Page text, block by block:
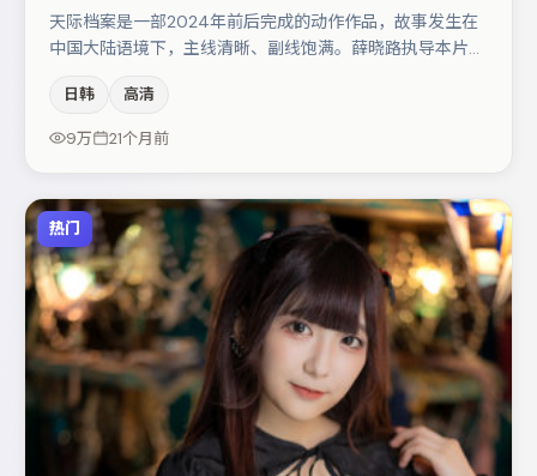
天际档案是一部2024年前后完成的动作作品，故事发生在
中国大陆语境下，主线清晰、副线饱满。薛晓路执导本片，
当。主演阵容包括赵丽颖、弗洛伦丝·皮尤、裴斗娜等，角
色动机前后呼应，适合喜欢抠台词与伏笔的观众。整体完成
日韩 高清
9万 21个月前
热门